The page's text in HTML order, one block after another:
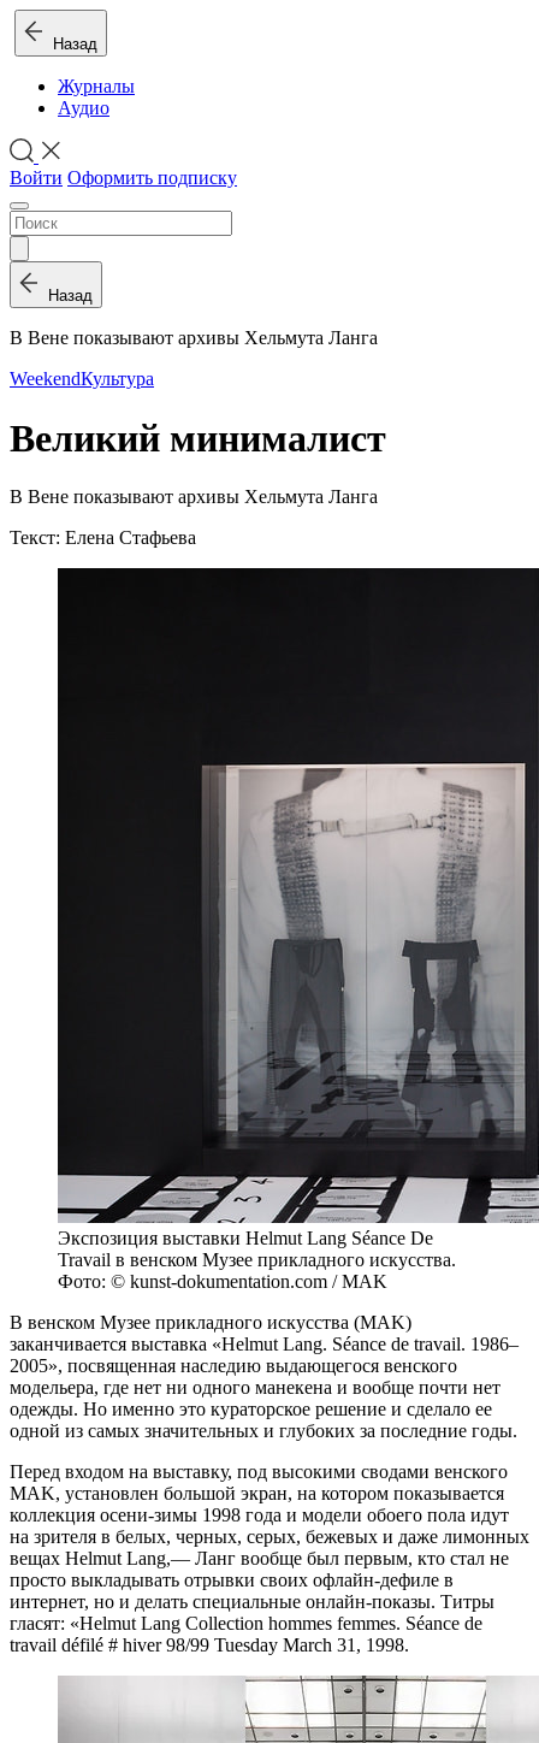
Назад
Журналы
Аудио
Войти Оформить подписку
Назад
В Вене показывают архивы Хельмута Ланга
WeekendКультура
Великий минималист
В Вене показывают архивы Хельмута Ланга
Текст: Елена Стафьева
Экспозиция выставки Helmut Lang Séance De
Travail в венском Музее прикладного искусства.
Фото: © kunst-dokumentation.com / MAK
В венском Музее прикладного искусства (MAK)
заканчивается выставка «Helmut Lang. Séance de travail. 1986–
2005», посвященная наследию выдающегося венского
модельера, где нет ни одного манекена и вообще почти нет
одежды. Но именно это кураторское решение и сделало ее
одной из самых значительных и глубоких за последние годы.
Перед входом на выставку, под высокими сводами венского
MAK, установлен большой экран, на котором показывается
коллекция осени-зимы 1998 года и модели обоего пола идут
на зрителя в белых, черных, серых, бежевых и даже лимонных
вещах Helmut Lang,— Ланг вообще был первым, кто стал не
просто выкладывать отрывки своих офлайн-дефиле в
интернет, но и делать специальные онлайн-показы. Титры
гласят: «Helmut Lang Collection hommes femmes. Séance de
travail défilé # hiver 98/99 Tuesday March 31, 1998.